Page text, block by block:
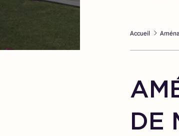
Accueil
DE